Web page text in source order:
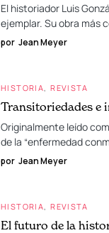
El historiador Luis
ejemplar. Su obra más
por Jean Meyer
HISTORIA REVISTA
Transitoriedades e
Originalmente leído
de la “enfermedad
por Jean Meyer
HISTORIA REVISTA
El futuro de la